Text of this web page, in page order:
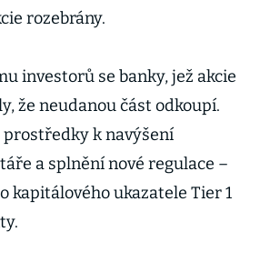
rozebrány.
investorů se banky, jež akcie
že neudanou část odkoupí.
k navýšení
a splnění nové regulace –
kapitálového ukazatele Tier 1